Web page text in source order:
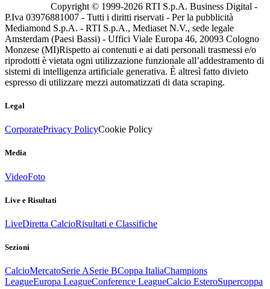
Copyright © 1999-2026 RTI S.p.A. Business Digital -
P.Iva 03976881007 - Tutti i diritti riservati - Per la pubblicità
Mediamond S.p.A. - RTI S.p.A., Mediaset N.V., sede legale
Amsterdam (Paesi Bassi) - Uffici Viale Europa 46, 20093 Cologno
Monzese (MI)Rispetto ai contenuti e ai dati personali trasmessi e/o
riprodotti è vietata ogni utilizzazione funzionale all’addestramento di
sistemi di intelligenza artificiale generativa. È altresì fatto divieto
espresso di utilizzare mezzi automatizzati di data scraping.
Legal
CorporatePrivacy PolicyCookie Policy
Media
VideoFoto
Live e Risultati
LiveDiretta CalcioRisultati e Classifiche
Sezioni
CalcioMercatoSerie ASerie BCoppa ItaliaChampions
LeagueEuropa LeagueConference LeagueCalcio EsteroSupercoppa